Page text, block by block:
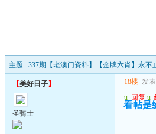
主题 : 337期【老澳门资料】【金牌六肖】永不
【美好日子】
圣骑士
18楼 发
u 回复 u
看帖是